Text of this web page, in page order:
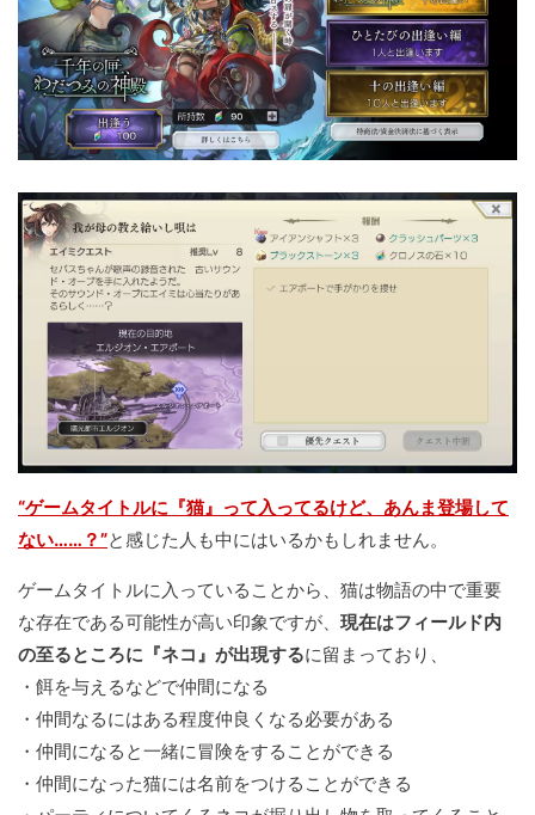
“ゲームタイトルに『猫』って入ってるけど、あんま登場して
ない……？”と感じた人も中にはいるかもしれません。
ゲームタイトルに入っていることから、猫は物語の中で重要
な存在である可能性が高い印象ですが、 現在はフィールド内
の至るところに『ネコ』が出現するに留まっており、
・餌を与えるなどで仲間になる
・仲間なるにはある程度仲良くなる必要がある
・仲間になると一緒に冒険をすることができる
・仲間になった猫には名前をつけることができる